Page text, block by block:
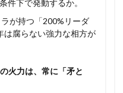
件下で発動するか。
が持つ「200%リーダ
は腐らない強力な相方が
火力は、常に「矛と